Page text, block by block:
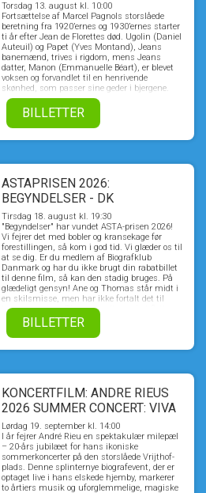
Torsdag 13. august kl. 10:00
Fortsættelse af Marcel Pagnols storslåede
beretning fra 1920’ernes og 1930’ernes starter
ti år efter Jean de Florettes død. Ugolin (Daniel
Auteuil) og Papet (Yves Montand), Jeans
banemænd, trives i rigdom, mens Jeans
datter, Manon (Emmanuelle Béart), er blevet
voksen og forvandlet til en henrivende
skønhed, som passer sine geder i bjergene.
Blot synet af hende kan gøre en mand besat,
og det er, hvad der sker for Ugolin, da han ser
hende bade nøgen i en bjergsø. Men Manon
afslører hans og Papets forbrydelse og
iscenesætter en djævelsk hævn, som ikke blot
hemmelighed som chokerer alle. Ikke mindst
Manon selv.
BILLETTER
ASTAPRISEN 2026:
BEGYNDELSER - DK
UNDERTEKSTER
Tirsdag 18. august kl. 19:30
"Begyndelser" har vundet ASTA-prisen 2026!
Vi fejrer det med bobler og kransekage før
forestillingen, så kom i god tid. Vi glæder os til
at se dig. Er du medlem af Biografklub
Danmark og har du ikke brugt din rabatbillet
til denne film, så kan den stadig bruges. På
glædeligt gensyn! Ane og Thomas står midt i
en skilsmisse, men har ikke fortalt det til
børnene endnu. Thomas er lige ved at flytte
sammen med sin nye kæreste, da Ane
pludselig rammes af en livsændrende
blodprop. De beslutter at blive boende
sammen, indtil Ane får det bedre, og mens
ingen forventede at finde det. BEGYNDELSER
er et livsbekræftende og rørende
kærlighedsdrama om, hvad der sker i en
familie og i et parforhold, når livsbanen for et
af medlemmerne pludselig ændres.
BILLETTER
KONCERTFILM: ANDRE RIEUS
2026 SUMMER CONCERT: VIVA
MAASTRICHT!
Lørdag 19. september kl. 14:00
I år fejrer André Rieu en spektakulær milepæl
– 20-års jubilæet for hans ikoniske
sommerkoncerter på den storslåede Vrijthof-
plads. Denne splinternye biografevent, der er
optaget live i hans elskede hjemby, markerer
to årtiers musik og uforglemmelige, magiske